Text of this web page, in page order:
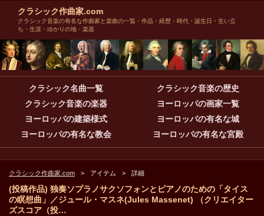
クラシック作曲家.com
クラシック音楽の有名な作曲家と楽曲の一覧・作品・経歴・時代・誕生日・生い立
ち・生涯・ゆかりの地・楽器
クラシック名曲一覧
クラシック音楽の歴史
クラシック音楽の楽器
ヨーロッパの画家一覧
ヨーロッパの建築様式
ヨーロッパの有名な城
ヨーロッパの有名な教会
ヨーロッパの有名な宮殿
クラシック作曲家.com アイテム 詳細
(投稿作品) 独奏ソプラノサクソフォンとピアノのための「タイス
の瞑想曲」／ジュール・マスネ(Jules Massenet) （クリエイター
ズスコア（投…